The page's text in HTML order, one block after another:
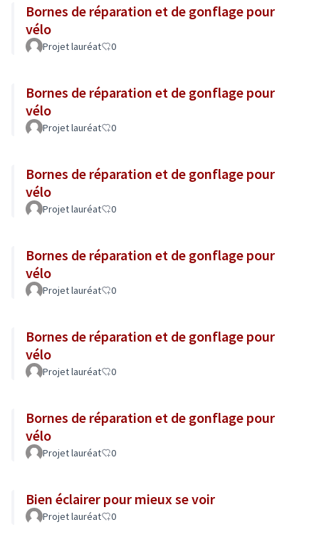
Bornes de réparation et de gonflage pour
vélo
Projet lauréat 0
Bornes de réparation et de gonflage pour
vélo
Projet lauréat 0
Bornes de réparation et de gonflage pour
vélo
Projet lauréat 0
Bornes de réparation et de gonflage pour
vélo
Projet lauréat 0
Bornes de réparation et de gonflage pour
vélo
Projet lauréat 0
Bornes de réparation et de gonflage pour
vélo
Projet lauréat 0
Bien éclairer pour mieux se voir
Projet lauréat 0